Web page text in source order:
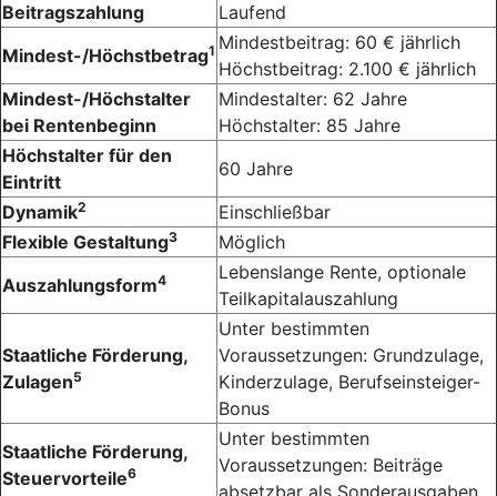
Beitragszahlung
Laufend
Mindest-/Höchstbetrag1 Mindestbeitrag: 60 € jährlich
Höchstbeitrag: 2.100 € jährlich
Mindest-/Höchstalter
bei Rentenbeginn
Mindestalter: 62 Jahre
Höchstalter: 85 Jahre
Höchstalter für den
Eintritt
60 Jahre
Dynamik2
Einschließbar
Flexible Gestaltung3
Möglich
Auszahlungsform4
Lebenslange Rente, optionale
Teilkapitalauszahlung
Staatliche Förderung,
Zulagen5
Unter bestimmten
Voraussetzungen: Grundzulage,
Kinderzulage, Berufseinsteiger-
Bonus
Staatliche Förderung,
Steuervorteile6
Unter bestimmten
Voraussetzungen: Beiträge